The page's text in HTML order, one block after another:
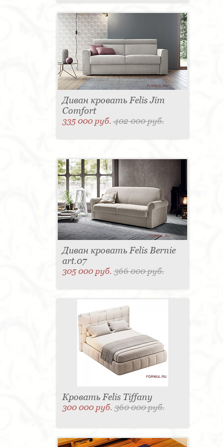
Диван кровать Felis Jim
Comfort
335 000 руб.402 000 руб.
Диван кровать Felis Bernie
art.07
305 000 руб.366 000 руб.
Кровать Felis Tiffany
300 000 руб.360 000 руб.